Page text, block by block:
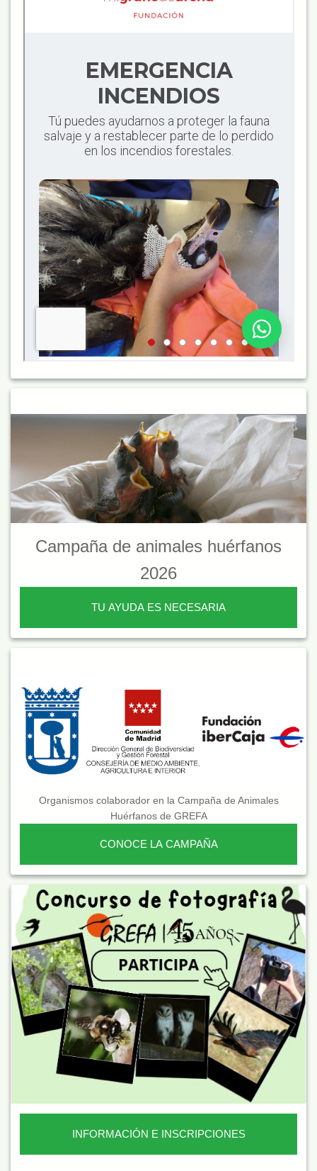
Campaña de animales huérfanos
2026
TU AYUDA ES NECESARIA
Organismos colaborador en la Campaña de Animales
Huérfanos de GREFA
CONOCE LA CAMPAÑA
INFORMACIÓN E INSCRIPCIONES